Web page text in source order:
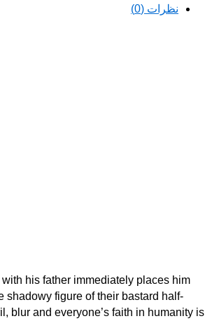
نظرات (0)
his father immediately places him
shadowy figure of their bastard half-
blur and everyone’s faith in humanity is